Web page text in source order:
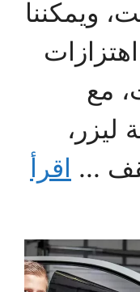
ويمكننا
مع
ليزر،
... اقرأ